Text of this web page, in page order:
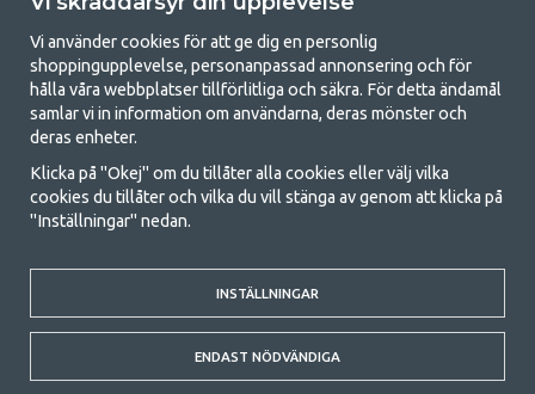
GetCamping.se - Din butik för camping
och uteliv
Att campa kan antingen vara en livsstil eller ett sätt att samla familjen
för ett gemensamt äventyr. Oavsett vilken kategori du tillhör hittar du
med att campa så därför erbjuder vi riktigt bra priser på familjetält,
husvagnstält och all annan utrustning för camping och friluftsliv. Vårt
mål är att i varje priskategori erbjuda den bästa campingutrustningen
gällande kvalitet och funktionalitet. Ta gärna kontakt med oss om det
är något du saknar eller vill veta mer om.
Vi använder cookies för att ge dig en personlig
shoppingupplevelse, personanpassad annonsering och för
hålla våra webbplatser tillförlitliga och säkra. För detta ändamål
samlar vi in information om användarna, deras mönster och
deras enheter.
Klicka på "Okej" om du tillåter alla cookies eller välj vilka
cookies du tillåter och vilka du vill stänga av genom att klicka på
"Inställningar" nedan.
INSTÄLLNINGAR
ENDAST NÖDVÄNDIGA